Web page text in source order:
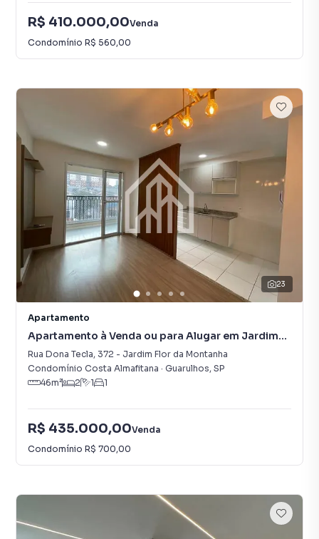
R$ 410.000,00Venda
Condomínio R$ 560,00
23
Apartamento
Apartamento à Venda ou para Alugar em Jardim
Flor da Montanha
Rua Dona Tecla, 372 - Jardim Flor da Montanha
Condomínio Costa Almafitana · Guarulhos, SP
46m² 2 1 1
R$ 435.000,00Venda
Condomínio R$ 700,00